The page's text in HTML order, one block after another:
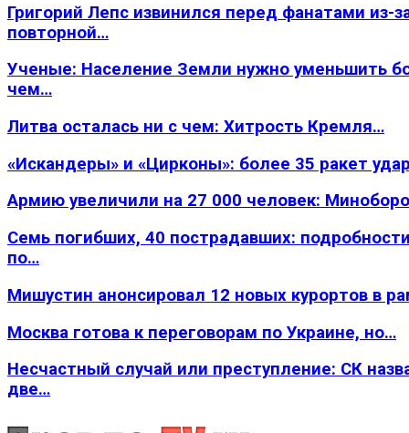
Григорий Лепс извинился перед фанатами из-
повторной…
Ученые: Население Земли нужно уменьшить
чем…
Литва осталась ни с чем: Хитрость Кремля…
«Искандеры» и «Цирконы»: более 35 ракет
Армию увеличили на 27 000 человек:
Семь погибших, 40 пострадавших:
по…
Мишустин анонсировал 12 новых курортов в
Москва готова к переговорам по Украине, но…
Несчастный случай или преступление: СК
две…